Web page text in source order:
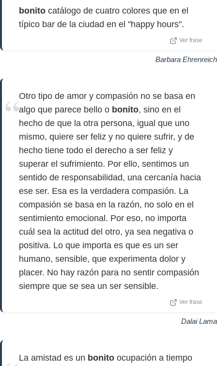
bonito catálogo de cuatro colores que en el
típico bar de la ciudad en el "happy hours".
Ver frase
Barbara Ehrenreich
Otro tipo de amor y compasión no se basa en
algo que parece bello o bonito, sino en el
hecho de que la otra persona, igual que uno
mismo, quiere ser feliz y no quiere sufrir, y de
hecho tiene todo el derecho a ser feliz y
superar el sufrimiento. Por ello, sentimos un
sentido de responsabilidad, una cercanía hacia
ese ser. Esa es la verdadera compasión. La
compasión se basa en la razón, no solo en el
sentimiento emocional. Por eso, no importa
cuál sea la actitud del otro, ya sea negativa o
positiva. Lo que importa es que es un ser
humano, sensible, que experimenta dolor y
placer. No hay razón para no sentir compasión
siempre que se sea un ser sensible.
Ver frase
Dalai Lama
La amistad es un bonito ocupación a tiempo